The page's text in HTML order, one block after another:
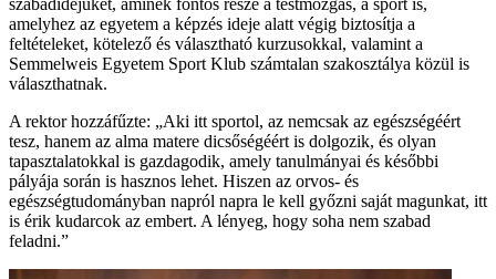
amelyhez az egyetem a képzés ideje alatt végig biztosítja a
feltételeket, kötelező és választható kurzusokkal, valamint a
Semmelweis Egyetem Sport Klub számtalan szakosztálya közül is
választhatnak.
A rektor hozzáfűzte: „Aki itt sportol, az nemcsak az egészségéért
tesz, hanem az alma matere dicsőségéért is dolgozik, és olyan
tapasztalatokkal is gazdagodik, amely tanulmányai és későbbi
pályája során is hasznos lehet. Hiszen az orvos- és
egészségtudományban napról napra le kell győzni saját magunkat, itt
is érik kudarcok az embert. A lényeg, hogy soha nem szabad
feladni.”